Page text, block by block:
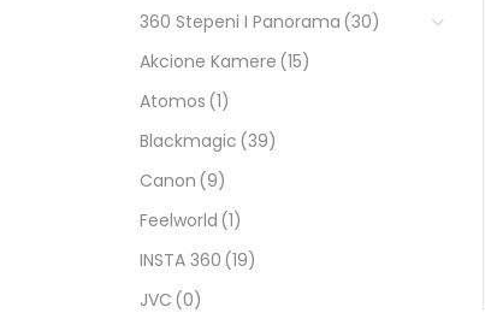
360 Stepeni I Panorama (30)
Akcione Kamere (15)
Atomos (1)
Blackmagic (39)
Canon (9)
Feelworld (1)
INSTA 360 (19)
JVC (0)